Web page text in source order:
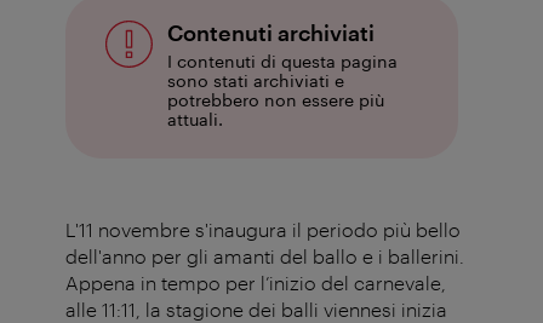
Contenuti archiviati
I contenuti di questa pagina
sono stati archiviati e
potrebbero non essere più
attuali.
L'11 novembre s'inaugura il periodo più bello
dell'anno per gli amanti del ballo e i ballerini.
Appena in tempo per l’inizio del carnevale,
alle 11:11, la stagione dei balli viennesi inizia